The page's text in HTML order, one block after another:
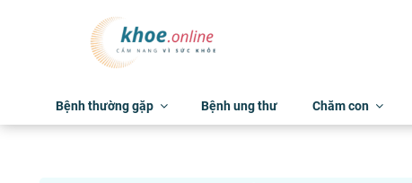
Bệnh thường gặp Bệnh ung thư Chăm con